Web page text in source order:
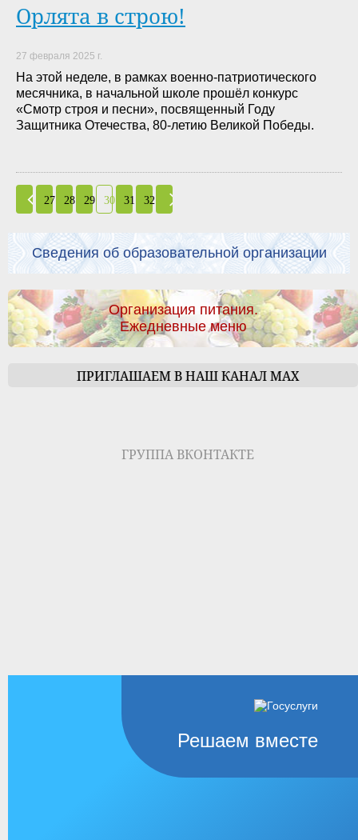
Орлята в строю!
27 февраля 2025 г.
На этой неделе, в рамках военно-патриотического
месячника, в начальной школе прошёл конкурс
«Смотр строя и песни», посвященный Году
Защитника Отечества, 80-летию Великой Победы.
27 28 29 30 31 32
Сведения об образовательной организации
Организация питания.
Ежедневные меню
ПРИГЛАШАЕМ В НАШ КАНАЛ МАХ
ГРУППА ВКОНТАКТЕ
Решаем вместе